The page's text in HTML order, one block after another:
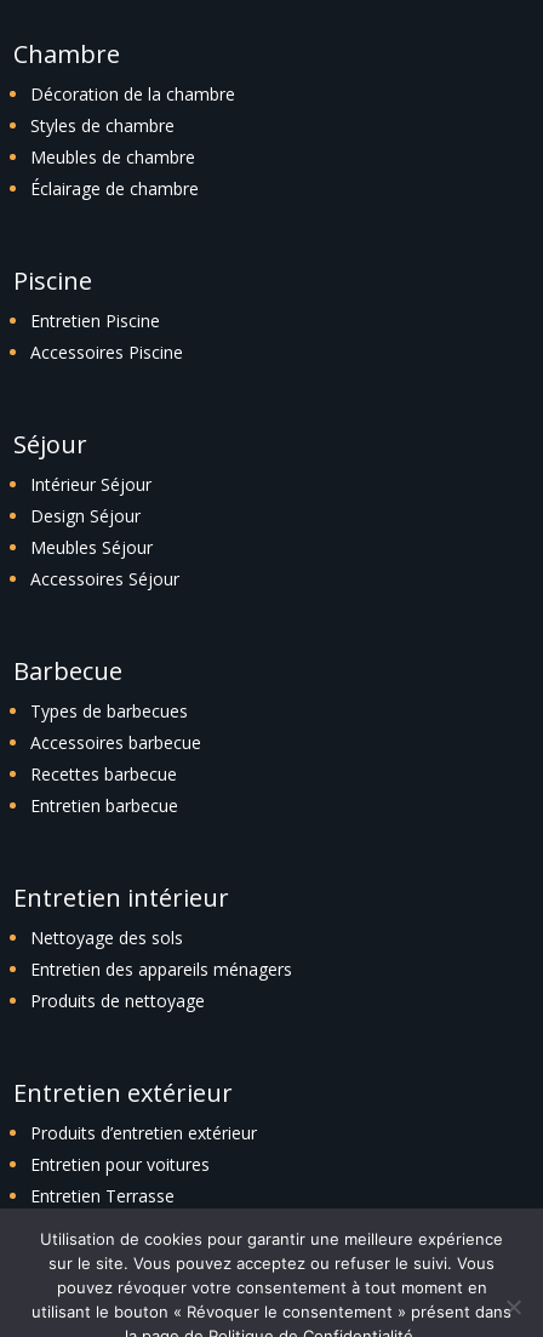
Chambre
Décoration de la chambre
Styles de chambre
Meubles de chambre
Éclairage de chambre
Piscine
Entretien Piscine
Accessoires Piscine
Séjour
Intérieur Séjour
Design Séjour
Meubles Séjour
Accessoires Séjour
Barbecue
Types de barbecues
Accessoires barbecue
Recettes barbecue
Entretien barbecue
Entretien intérieur
Nettoyage des sols
Entretien des appareils ménagers
Produits de nettoyage
Entretien extérieur
Produits d’entretien extérieur
Entretien pour voitures
Entretien Terrasse
Plan du site| Politique de confidentialité| Contact
Utilisation de cookies pour garantir une meilleure expérience
sur le site. Vous pouvez acceptez ou refuser le suivi. Vous
pouvez révoquer votre consentement à tout moment en
utilisant le bouton « Révoquer le consentement » présent dans